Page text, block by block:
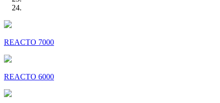
REACTO 7000
REACTO 6000